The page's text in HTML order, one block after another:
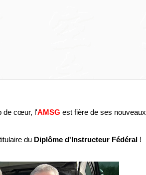
de cœur, l'AMSG est fière de ses nouveaux
du Diplôme d'Instructeur Fédéral !